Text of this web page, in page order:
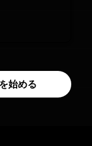
始める